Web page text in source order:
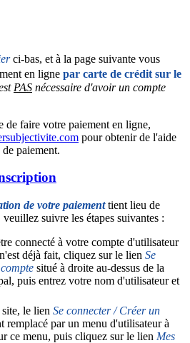
ci-bas, et à la page suivante vous
en ligne par carte de crédit sur le
PAS nécessaire d'avoir un compte
de faire votre paiement en ligne,
pour obtenir de l'aide
paiement.
de votre paiementtient lieu de
suivre les étapes suivantes :
connecté à votre compte d'utilisateur
déjà fait, cliquez sur le lien Se
situé à droite au-dessus de la
puis entrez votre nom d'utilisateur et
le lien Se connecter / Créer un
remplacé par un menu d'utilisateur à
ce menu, puis cliquez sur le lien Mes